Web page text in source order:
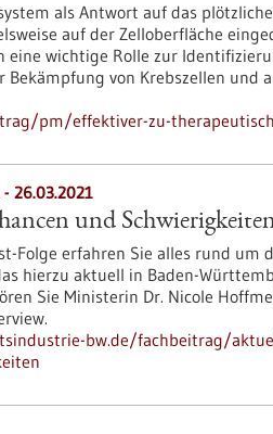
als Antwort auf das
auf der Zelloberfläche
wichtige Rolle zur
von Krebszellen und
pm/effektiver-zu-
26.03.2021
und
Folge erfahren Sie alles rund um
hierzu aktuell in Baden-
Sie Ministerin Dr. Nicole
bw.de/fachbeitrag/